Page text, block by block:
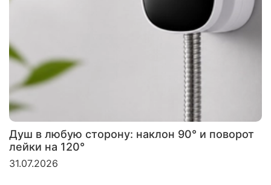
Душ в любую сторону: наклон 90° и поворот
лейки на 120°
31.07.2026